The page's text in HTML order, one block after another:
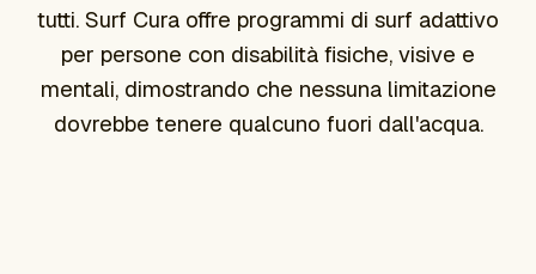
tutti. Surf Cura offre programmi di surf adattivo
per persone con disabilità fisiche, visive e
mentali, dimostrando che nessuna limitazione
dovrebbe tenere qualcuno fuori dall'acqua.